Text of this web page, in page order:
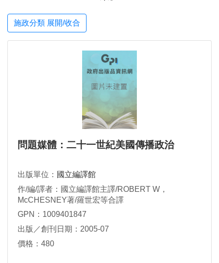
施政分類 展開/收合
問題媒體：二十一世紀美國傳播政治
出版單位： 國立編譯館
作/編/譯者：國立編譯館主譯/ROBERT W，
McCHESNEY著/羅世宏等合譯
GPN：1009401847
出版／創刊日期：2005-07
價格：480